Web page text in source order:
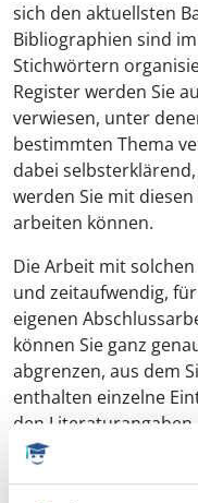
sich den aktuellsten
Bibliographien sind
Stichwörtern
Register werden Sie
verwiesen, unter
bestimmten Thema
dabei
werden Sie mit
arbeiten können.
Die Arbeit mit
und zeitaufwendig,
eigenen
können Sie ganz
abgrenzen, aus dem
enthalten einzelne
den
können, ob die